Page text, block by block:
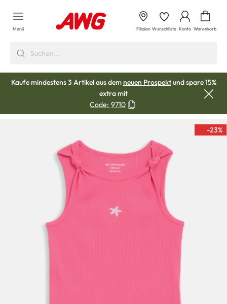
springen
Menü Filialen Wunschliste Konto Warenkorb
Kaufe mindestens 3 Artikel aus demneuen Prospektund spare 15%
extra mit
Code: 9710
-23%